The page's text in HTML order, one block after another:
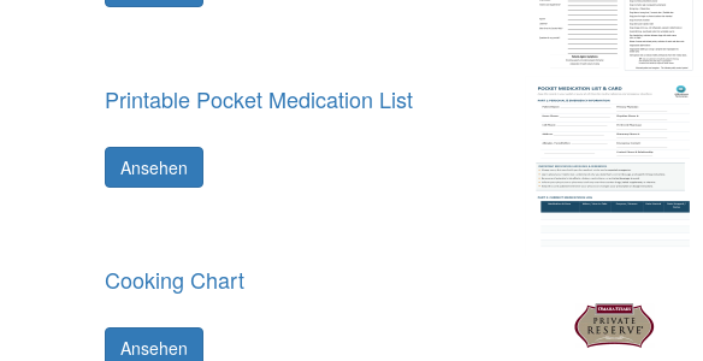
Printable Pocket Medication List
Ansehen
Cooking Chart
Ansehen